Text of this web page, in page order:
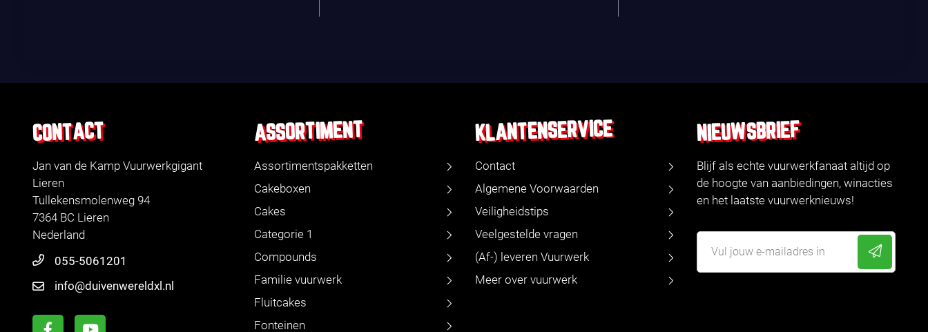
CONTACT
Jan van de Kamp Vuurwerkgigant
Lieren
Tullekensmolenweg 94
7364 BC Lieren
Nederland
055-5061201
info@duivenwereldxl.nl
ASSORTIMENT
Assortimentspakketten
Cakeboxen
Cakes
Categorie 1
Compounds
Familie vuurwerk
Fluitcakes
Fonteinen
KLANTENSERVICE
Contact
Algemene Voorwaarden
Veiligheidstips
Veelgestelde vragen
(Af-) leveren Vuurwerk
Meer over vuurwerk
NIEUWSBRIEF
Blijf als echte vuurwerkfanaat altijd op
de hoogte van aanbiedingen, winacties
en het laatste vuurwerknieuws!